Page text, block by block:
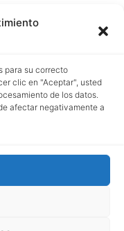
para su correcto
clic en "Aceptar", usted
de los datos.
afectar negativamente a
Sociedad Limitada |
| EUID:
Tomo 518 | Folio 93
el uso y la calidad
de las